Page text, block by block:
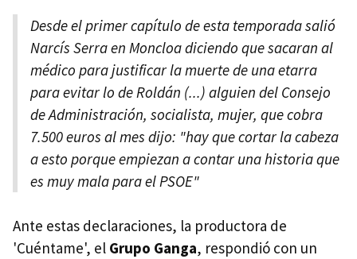
Desde el primer capítulo de esta temporada salió
Narcís Serra en Moncloa diciendo que sacaran al
médico para justificar la muerte de una etarra
para evitar lo de Roldán (...) alguien del Consejo
de Administración, socialista, mujer, que cobra
7.500 euros al mes dijo: "hay que cortar la cabeza
a esto porque empiezan a contar una historia que
es muy mala para el PSOE"
Ante estas declaraciones, la productora de
'Cuéntame', el Grupo Ganga, respondió con un